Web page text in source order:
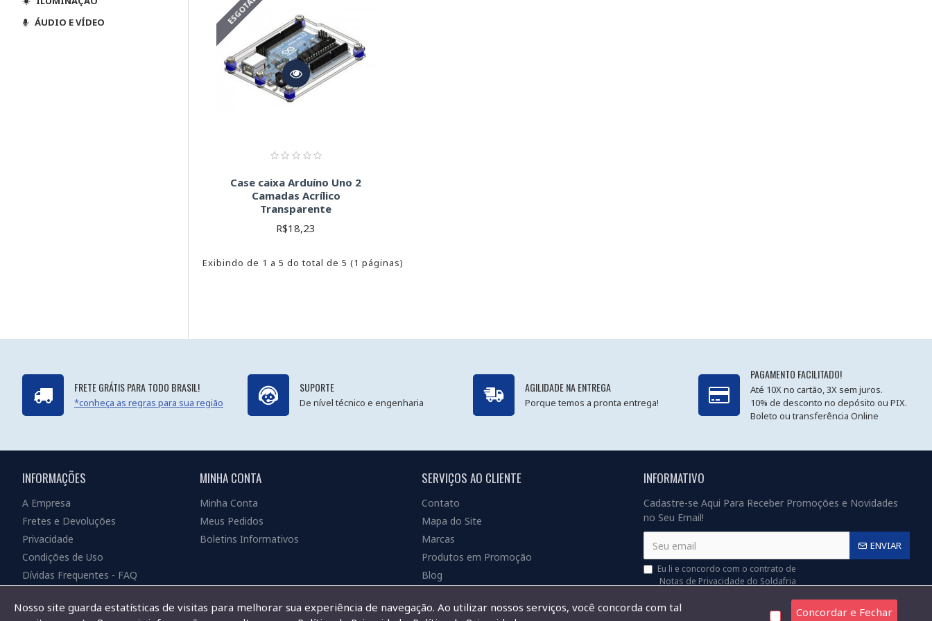
ÁUDIO E VÍDEO
Case caixa Arduíno Uno 2
Camadas Acrílico
Transparente
R$18,23
Exibindo de 1 a 5 do total de 5 (1 páginas)
FRETE GRÁTIS PARA TODO BRASIL!
*conheça as regras para sua região
SUPORTE
De nível técnico e engenharia
AGILIDADE NA ENTREGA
Porque temos a pronta entrega!
PAGAMENTO FACILITADO!
Até 10X no cartão, 3X sem juros.
10% de desconto no depósito ou PIX.
Boleto ou transferência Online
INFORMAÇÕES
A Empresa
Fretes e Devoluções
Privacidade
Condições de Uso
Dívidas Frequentes - FAQ
MINHA CONTA
Minha Conta
Meus Pedidos
Boletins Informativos
SERVIÇOS AO CLIENTE
Contato
Mapa do Site
Marcas
Produtos em Promoção
Blog
INFORMATIVO
Cadastre-se Aqui Para Receber Promoções e Novidades
no Seu Email!
ENVIAR
Eu li e concordo com o contrato de
Notas de Privacidade do Soldafria
Nosso site guarda estatísticas de visitas para melhorar sua experiência de navegação. Ao utilizar nossos serviços, você concorda com tal
Concordar e Fechar